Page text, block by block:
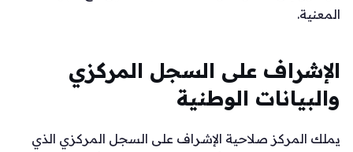
المعنية.
الإشراف على السجل المركزي
والبيانات الوطنية
يملك المركز صلاحية الإشراف على السجل المركزي الذي